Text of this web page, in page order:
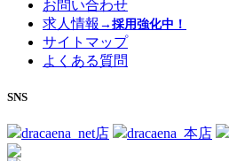
お問い合わせ
求人情報 →採用強化中！
サイトマップ
よくある質問
SNS
dracaena_net店 dracaena_本店